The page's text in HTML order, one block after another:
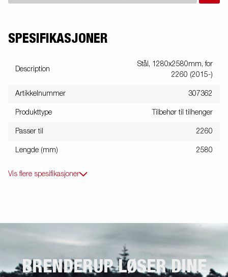
SPESIFIKASJONER
Description
Stål, 1280x2580mm, for
2260 (2015-)
Artikkelnummer 307362
Produkttype Tilbehør til tilhenger
Passer til 2260
Lengde (mm) 2580
Vis flere spesifikasjoner
BRENDERUP LØSER DINE